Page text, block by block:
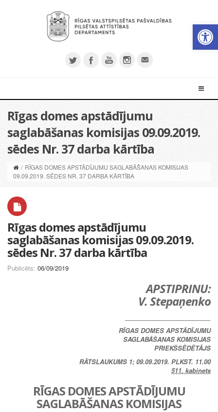
Rīgas domes apstādījumu
saglabāšanas komisijas 09.09.2019.
sēdes Nr. 37 darba kārtība
/ RĪGAS DOMES APSTĀDĪJUMU SAGLABĀŠANAS KOMISIJAS
09.09.2019. SĒDES NR. 37 DARBA KĀRTĪBA
Rīgas domes apstādījumu
saglabāšanas komisijas 09.09.2019.
sēdes Nr. 37 darba kārtība
Publicēts: 06/09/2019
APSTIPRINU:
V. Stepaņenko
RĪGAS DOMES APSTĀDĪJUMU
SAGLABĀŠANAS KOMISIJAS
PRIEKŠSĒDĒTĀJS
RĀTSLAUKUMS 1; 09.09.2019. PLKST. 11.00
511. kabinets
RĪGAS DOMES APSTĀDĪJUMU
SAGLABĀŠANAS KOMISIJAS